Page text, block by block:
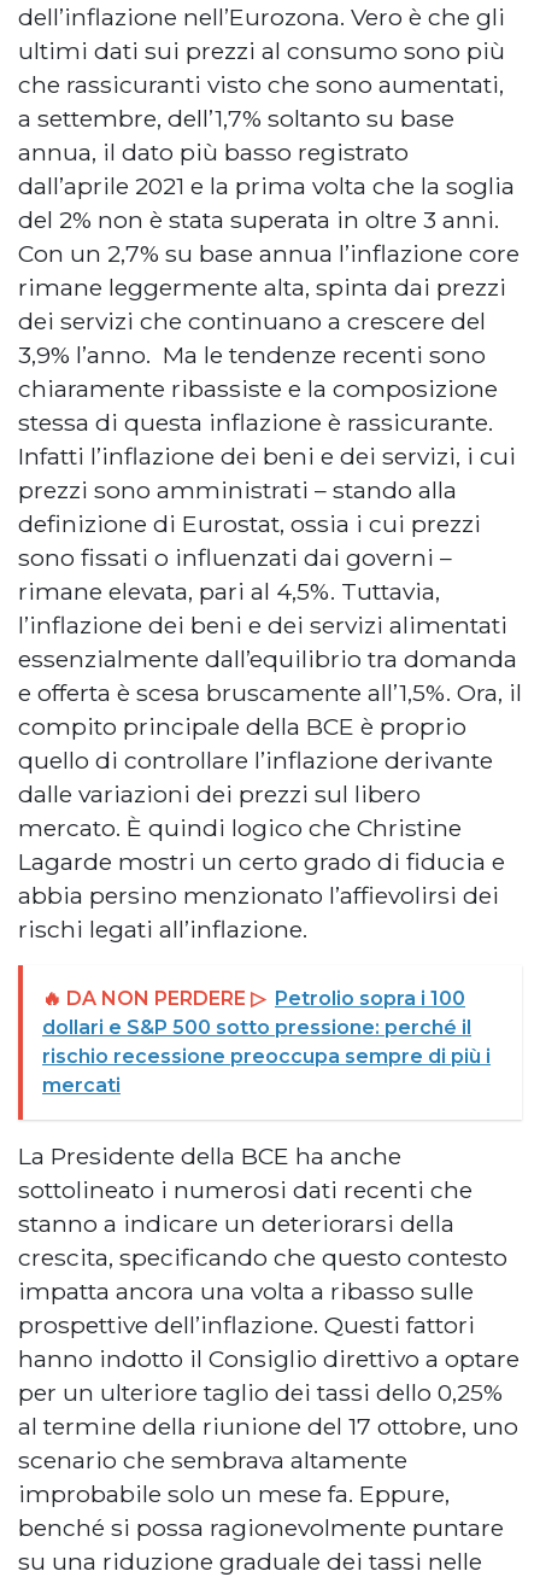
dell’inflazione nell’Eurozona. Vero è che gli
ultimi dati sui prezzi al consumo sono più
che rassicuranti visto che sono aumentati,
a settembre, dell’1,7% soltanto su base
annua, il dato più basso registrato
dall’aprile 2021 e la prima volta che la soglia
del 2% non è stata superata in oltre 3 anni.
Con un 2,7% su base annua l’inflazione core
rimane leggermente alta, spinta dai prezzi
dei servizi che continuano a crescere del
3,9% l’anno. Ma le tendenze recenti sono
chiaramente ribassiste e la composizione
stessa di questa inflazione è rassicurante.
Infatti l’inflazione dei beni e dei servizi, i cui
prezzi sono amministrati – stando alla
definizione di Eurostat, ossia i cui prezzi
sono fissati o influenzati dai governi –
rimane elevata, pari al 4,5%. Tuttavia,
l’inflazione dei beni e dei servizi alimentati
essenzialmente dall’equilibrio tra domanda
e offerta è scesa bruscamente all’1,5%. Ora, il
compito principale della BCE è proprio
quello di controllare l’inflazione derivante
dalle variazioni dei prezzi sul libero
mercato. È quindi logico che Christine
Lagarde mostri un certo grado di fiducia e
abbia persino menzionato l’affievolirsi dei
rischi legati all’inflazione.
🔥 DA NON PERDERE ▷ Petrolio sopra i 100
dollari e S&P 500 sotto pressione: perché il
rischio recessione preoccupa sempre di più i
mercati
La Presidente della BCE ha anche
sottolineato i numerosi dati recenti che
stanno a indicare un deteriorarsi della
crescita, specificando che questo contesto
impatta ancora una volta a ribasso sulle
prospettive dell’inflazione. Questi fattori
hanno indotto il Consiglio direttivo a optare
per un ulteriore taglio dei tassi dello 0,25%
al termine della riunione del 17 ottobre, uno
scenario che sembrava altamente
improbabile solo un mese fa. Eppure,
benché si possa ragionevolmente puntare
su una riduzione graduale dei tassi nelle